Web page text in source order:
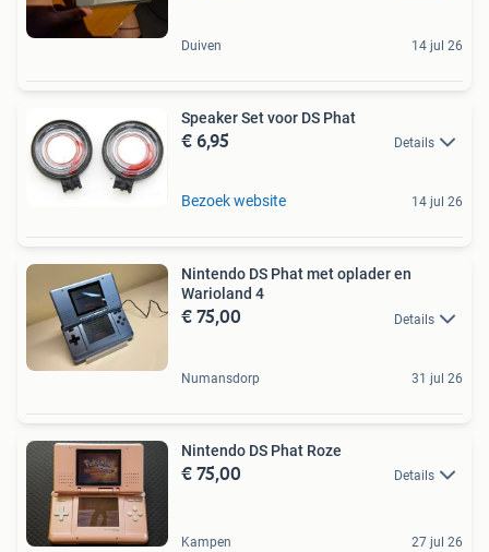
Duiven 14 jul 26
Speaker Set voor DS Phat
€ 6,95 Details
Bezoek website 14 jul 26
Nintendo DS Phat met oplader en
Warioland 4
€ 75,00 Details
Numansdorp 31 jul 26
Nintendo DS Phat Roze
€ 75,00 Details
Kampen 27 jul 26